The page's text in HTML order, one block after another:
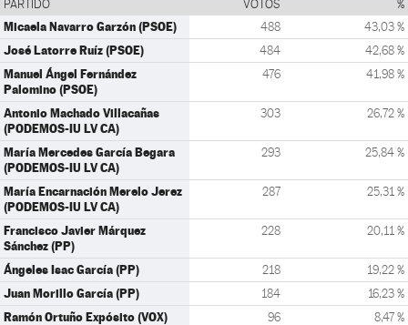
PARTIDO VOTOS %
Micaela Navarro Garzón (PSOE) 488 43,03 %
José Latorre Ruíz (PSOE) 484 42,68 %
Manuel Ángel Fernández
Palomino (PSOE)
476 41,98 %
Antonio Machado Villacañas
(PODEMOS-IU LV CA)
303 26,72 %
María Mercedes García Begara
(PODEMOS-IU LV CA)
293 25,84 %
María Encarnación Merelo Jerez
(PODEMOS-IU LV CA)
287 25,31 %
Francisco Javier Márquez
Sánchez (PP)
228 20,11 %
Ángeles Isac García (PP) 218 19,22 %
Juan Morillo García (PP) 184 16,23 %
Ramón Ortuño Expósito (VOX) 96 8,47 %